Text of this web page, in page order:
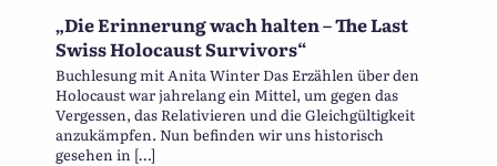
„Die Erinnerung wach halten – The Last
Swiss Holocaust Survivors“
Buchlesung mit Anita Winter Das Erzählen über den
Holocaust war jahrelang ein Mittel, um gegen das
Vergessen, das Relativieren und die Gleichgültigkeit
anzukämpfen. Nun befinden wir uns historisch
gesehen in […]